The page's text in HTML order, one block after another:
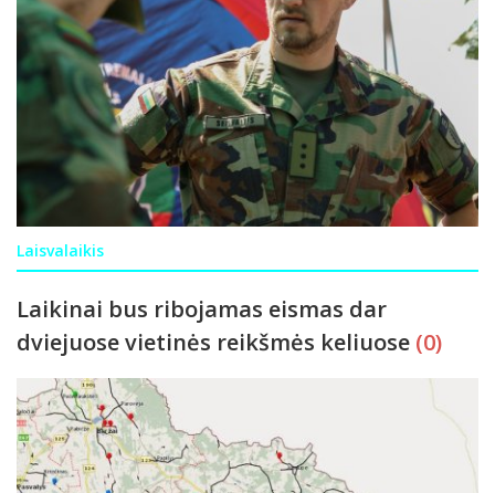
Laisvalaikis
Laikinai bus ribojamas eismas dar
dviejuose vietinės reikšmės keliuose (0)